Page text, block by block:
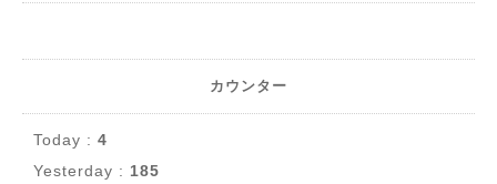
カウンター
Today : 4
Yesterday : 185